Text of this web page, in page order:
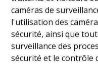
caméras de
l'utilisation des
sécurité, ainsi que
surveillance des
sécurité et le contrôle